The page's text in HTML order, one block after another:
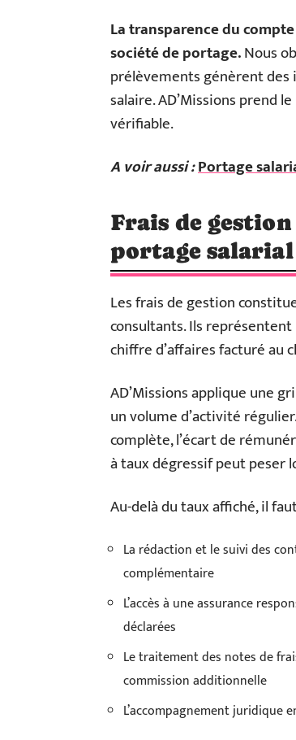
La transparence du
société de portage.Nous
prélèvements génèrent
salaire. AD’Missions prend
vérifiable.
A voir aussi :Portage
Frais de
portage salarial
Les frais de gestion
consultants. Ils
chiffre d’affaires facturé au
AD’Missions applique une
un volume d’activité
complète, l’écart de
à taux dégressif peut peser
Au-delà du taux affiché, il
La rédaction et le suivi des
complémentaire
L’accès à une assurance
déclarées
Le traitement des notes de
commission additionnelle
L’accompagnement juridique